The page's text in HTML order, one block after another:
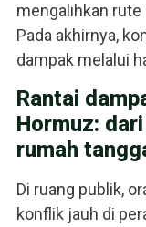
mengalihkan
Pada akhirnya,
dampak melalui
Rantai
Hormuz:
rumah
Di ruang publik,
konflik jauh di